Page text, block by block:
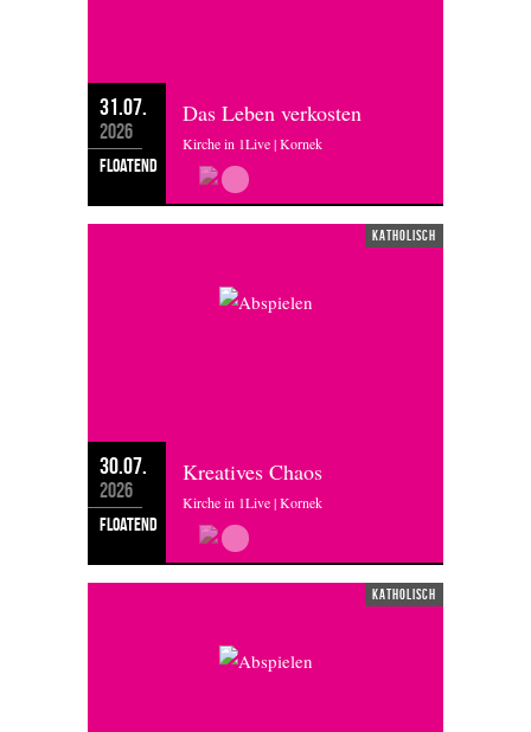
31.07.
2026
floatend
Das Leben verkosten
Kirche in 1Live | Kornek
katholisch
30.07.
2026
floatend
Kreatives Chaos
Kirche in 1Live | Kornek
katholisch